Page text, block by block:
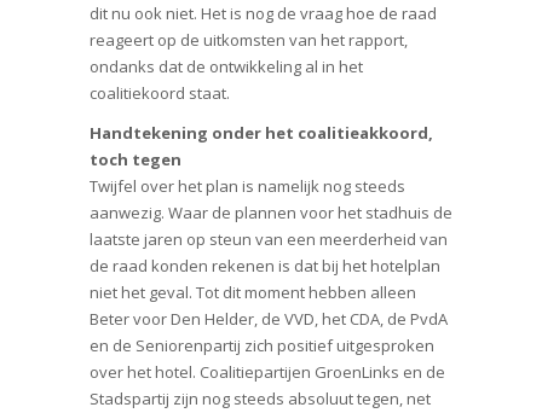
dit nu ook niet. Het is nog de vraag hoe de raad
reageert op de uitkomsten van het rapport,
ondanks dat de ontwikkeling al in het
coalitiekoord staat.
Handtekening onder het coalitieakkoord,
toch tegen
Twijfel over het plan is namelijk nog steeds
aanwezig. Waar de plannen voor het stadhuis de
laatste jaren op steun van een meerderheid van
de raad konden rekenen is dat bij het hotelplan
niet het geval. Tot dit moment hebben alleen
Beter voor Den Helder, de VVD, het CDA, de PvdA
en de Seniorenpartij zich positief uitgesproken
over het hotel. Coalitiepartijen GroenLinks en de
Stadspartij zijn nog steeds absoluut tegen, net